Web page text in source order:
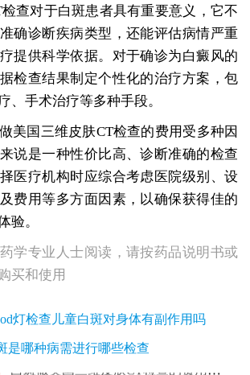
查对于白斑患者具有重要意义，它不
确诊断疾病类型，还能评估病情严重
提供科学依据。对于确诊为白癜风的
检查结果制定个性化的治疗方案，包
、手术治疗等多种手段。
美国三维皮肤CT检查的费用受多种因
说是一种性价比高、诊断准确的检查
医疗机构时应综合考虑医院级别、设
费用等多方面因素，以确保获得佳的
验。
学专业人士阅读，请按药品说明书或
买和使用
灯检查儿童白斑对身体有副作用吗
是哪种病需进行哪些检查